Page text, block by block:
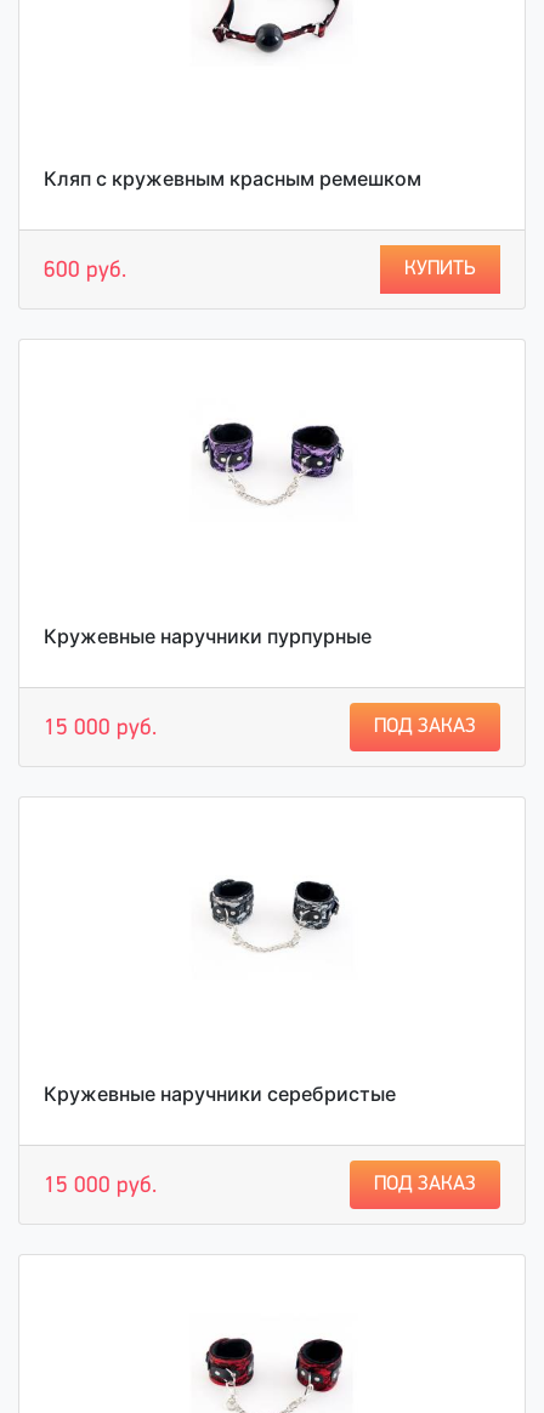
Кляп с кружевным красным ремешком
600 руб. КУПИТЬ
Кружевные наручники пурпурные
15 000 руб. ПОД ЗАКАЗ
Кружевные наручники серебристые
15 000 руб. ПОД ЗАКАЗ